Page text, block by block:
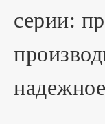
серии: